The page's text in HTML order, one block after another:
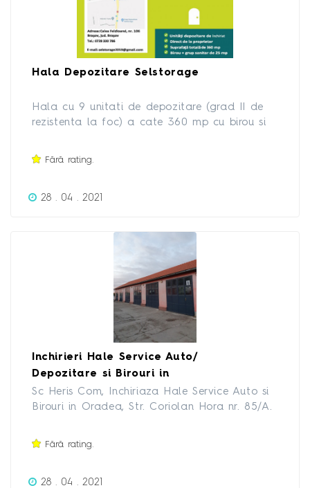
Hala Depozitare Selstorage
Hala cu 9 unitati de depozitare (grad II de
rezistenta la foc) a cate 360 mp cu birou si
Invelitoare si pereti: panouri sandwich;
Fără rating.
28 . 04 . 2021
Inchirieri Hale Service Auto/
Depozitare si Birouri in
Oradea
Sc Heris Com, Inchiriaza Hale Service Auto si
Birouri in Oradea, Str. Coriolan Hora nr. 85/A.
canalizare incalzire pe gaz si parcare
Fără rating.
28 . 04 . 2021